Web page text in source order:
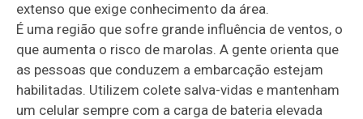
extenso que exige conhecimento da área.
É uma região que sofre grande influência de ventos, o
que aumenta o risco de marolas. A gente orienta que
as pessoas que conduzem a embarcação estejam
habilitadas. Utilizem colete salva-vidas e mantenham
um celular sempre com a carga de bateria elevada